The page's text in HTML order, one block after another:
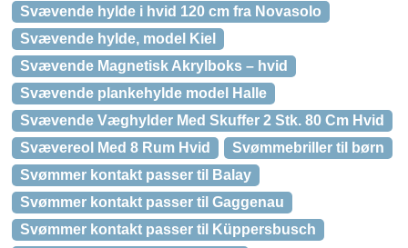
Svævende hylde i hvid 120 cm fra Novasolo
Svævende hylde, model Kiel
Svævende Magnetisk Akrylboks – hvid
Svævende plankehylde model Halle
Svævende Væghylder Med Skuffer 2 Stk. 80 Cm Hvid
Svævereol Med 8 Rum Hvid
Svømmebriller til børn
Svømmer kontakt passer til Balay
Svømmer kontakt passer til Gaggenau
Svømmer kontakt passer til Küppersbusch